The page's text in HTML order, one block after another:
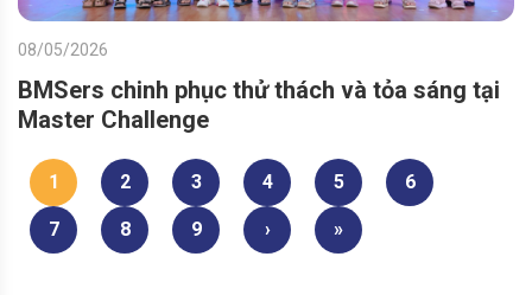
08/05/2026
BMSers chinh phục thử thách và tỏa sáng tại
Master Challenge
1 2 3 4 5 6
7 8 9 › »